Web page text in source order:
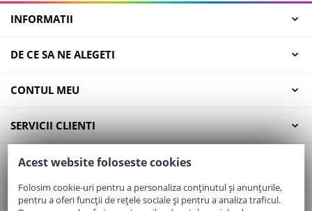
INFORMATII
DE CE SA NE ALEGETI
CONTUL MEU
SERVICII CLIENTI
CONTACT
Email:office@elaptepraf.ro
Acest website foloseste cookies
Folosim cookie-uri pentru a personaliza conținutul și anunțurile,
pentru a oferi funcții de rețele sociale și pentru a analiza traficul.